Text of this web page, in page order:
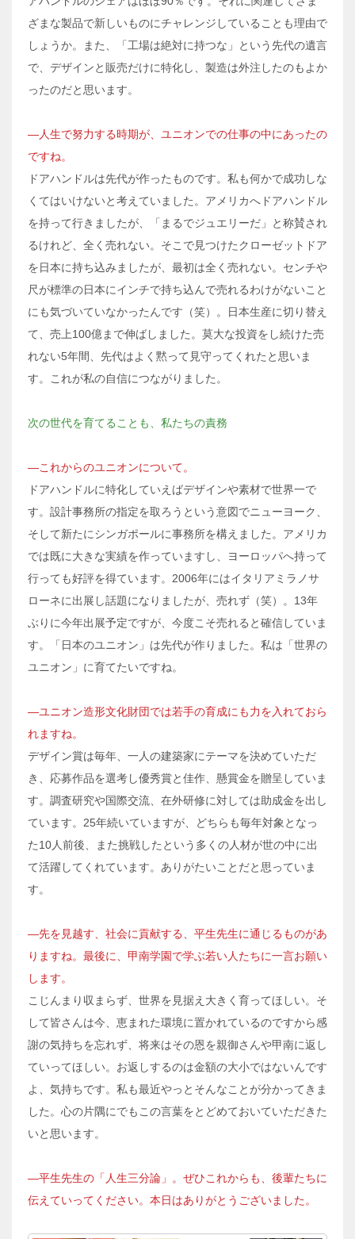
ざまな製品で新しいものにチャレンジしていることも理由で
しょうか。また、「工場は絶対に持つな」という先代の遺言
で、デザインと販売だけに特化し、製造は外注したのもよか
ったのだと思います。
―人生で努力する時期が、ユニオンでの仕事の中にあったの
ですね。
ドアハンドルは先代が作ったものです。私も何かで成功しな
くてはいけないと考えていました。アメリカへドアハンドル
を持って行きましたが、「まるでジュエリーだ」と称賛され
るけれど、全く売れない。そこで見つけたクローゼットドア
を日本に持ち込みましたが、最初は全く売れない。センチや
尺が標準の日本にインチで持ち込んで売れるわけがないこと
にも気づいていなかったんです（笑）。日本生産に切り替え
て、売上100億まで伸ばしました。莫大な投資をし続けた売
れない5年間、先代はよく黙って見守ってくれたと思いま
す。これが私の自信につながりました。
次の世代を育てることも、私たちの責務
―これからのユニオンについて。
ドアハンドルに特化していえばデザインや素材で世界一で
す。設計事務所の指定を取ろうという意図でニューヨーク、
そして新たにシンガポールに事務所を構えました。アメリカ
では既に大きな実績を作っていますし、ヨーロッパへ持って
行っても好評を得ています。2006年にはイタリアミラノサ
ローネに出展し話題になりましたが、売れず（笑）。13年
ぶりに今年出展予定ですが、今度こそ売れると確信していま
す。「日本のユニオン」は先代が作りました。私は「世界の
ユニオン」に育てたいですね。
―ユニオン造形文化財団では若手の育成にも力を入れておら
れますね。
デザイン賞は毎年、一人の建築家にテーマを決めていただ
き、応募作品を選考し優秀賞と佳作、懸賞金を贈呈していま
す。調査研究や国際交流、在外研修に対しては助成金を出し
ています。25年続いていますが、どちらも毎年対象となっ
た10人前後、また挑戦したという多くの人材が世の中に出
て活躍してくれています。ありがたいことだと思っていま
す。
―先を見越す、社会に貢献する、平生先生に通じるものがあ
りますね。最後に、甲南学園で学ぶ若い人たちに一言お願い
します。
こじんまり収まらず、世界を見据え大きく育ってほしい。そ
して皆さんは今、恵まれた環境に置かれているのですから感
謝の気持ちを忘れず、将来はその恩を親御さんや甲南に返し
ていってほしい。お返しするのは金額の大小ではないんです
よ、気持ちです。私も最近やっとそんなことが分かってきま
した。心の片隅にでもこの言葉をとどめておいていただきた
いと思います。
―平生先生の「人生三分論」。ぜひこれからも、後輩たちに
伝えていってください。本日はありがとうございました。